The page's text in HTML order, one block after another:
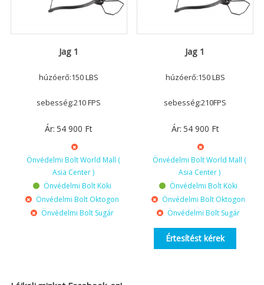
Jag 1
húzóerő:150 LBS
sebesség:210 FPS
Ár: 54 900 Ft
Önvédelmi Bolt World Mall (
Asia Center )
Önvédelmi Bolt Köki
Önvédelmi Bolt Oktogon
Önvédelmi Bolt Sugár
Jag 1
húzóerő:150 LBS
sebesség:210FPS
Ár: 54 900 Ft
Önvédelmi Bolt World Mall (
Asia Center )
Önvédelmi Bolt Köki
Önvédelmi Bolt Oktogon
Önvédelmi Bolt Sugár
Értesítést kérek